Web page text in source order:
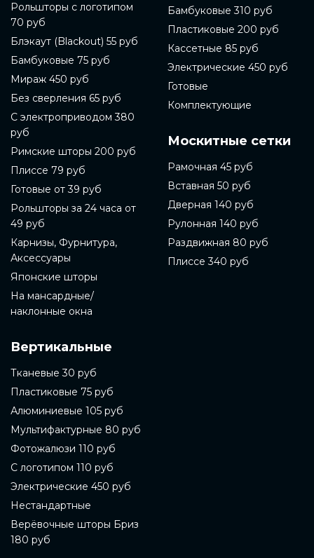
Рольшторы с логотипом
70 руб
Блэкаут (Blackout) 55 руб
Бамбуковые 75 руб
Мираж 450 руб
Без сверления 65 руб
С электроприводом 380
руб
Римские шторы 200 руб
Плиссе 79 руб
Готовые от 39 руб
Рольшторы за 24 часа от
49 руб
Карнизы, Фурнитура,
Аксессуары
Японские шторы
На мансардные/
наклонные окна
Вертикальные
Тканевые 30 руб
Пластиковые 75 руб
Алюминиевые 105 руб
Мультифактурные 80 руб
Фотожалюзи 110 руб
С логотипом 110 руб
Электрические 450 руб
Нестандартные
Верёвочные шторы Бриз
180 руб
Бамбуковые 310 руб
Пластиковые 200 руб
Кассетные 85 руб
Электрические 450 руб
Готовые
Комплектующие
Москитные сетки
Рамочная 45 руб
Вставная 50 руб
Дверная 140 руб
Рулонная 140 руб
Раздвижная 80 руб
Плиссе 340 руб